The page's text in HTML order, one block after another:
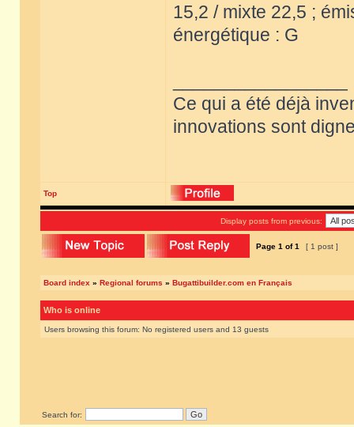
15,2 / mixte 22,5 ;
énergétique : G
Ce qui a été déjà
innovations sont
Top
Display posts from previous:
Page 1 of1 [ 1 post ]
Board index » Regional forums » Bugattibuilder.com en Français
Who is online
Users browsing this forum: No registered users and 13 guests
Search for: